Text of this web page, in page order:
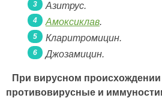
Азитрус.
Амоксиклав.
Кларитромицин.
Джозамицин.
При вирусном
противовирусные и